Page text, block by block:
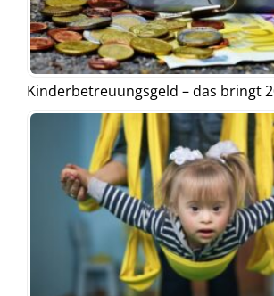
Kinderbetreuungsgeld – das bringt